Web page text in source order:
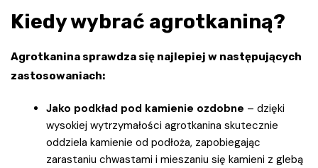
Kiedy wybrać agrotkaniną?
Agrotkanina sprawdza się najlepiej w następujących
zastosowaniach:
Jako podkład pod kamienie ozdobne – dzięki
wysokiej wytrzymałości agrotkanina skutecznie
oddziela kamienie od podłoża, zapobiegając
zarastaniu chwastami i mieszaniu się kamieni z glebą